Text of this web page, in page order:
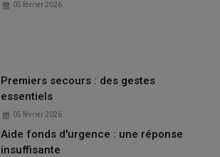
05 février 2026
Premiers secours : des gestes
essentiels
05 février 2026
Aide fonds d'urgence : une réponse
insuffisante